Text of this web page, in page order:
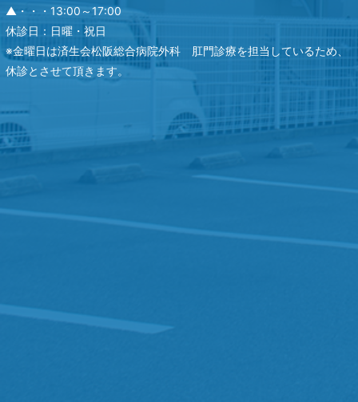
▲・・・13:00～17:00
休診日：日曜・祝日
※金曜日は済生会松阪総合病院外科 肛門診療を担当しているため、
休診とさせて頂きます。